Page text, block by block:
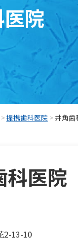
細胞の利用につい
一般的な治療
象牙質再生に
歯髄再生治療
マンガ〜歯
院
>提携歯科医院 > 井角歯
科医院
2-13-10